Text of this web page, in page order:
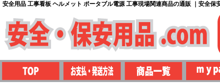
安全用品 工事看板 ヘルメット ポータブル電源 工事現場関連商品の通販 ｜安全保